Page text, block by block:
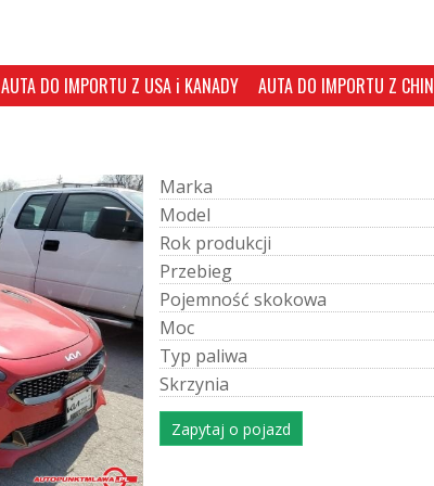
AUTA DO IMPORTU Z USA i KANADY AUTA DO IMPORTU Z CHIN
Marka
Model
Rok produkcji
Przebieg
Pojemność skokowa
Moc
Typ paliwa
Skrzynia
Zapytaj o pojazd